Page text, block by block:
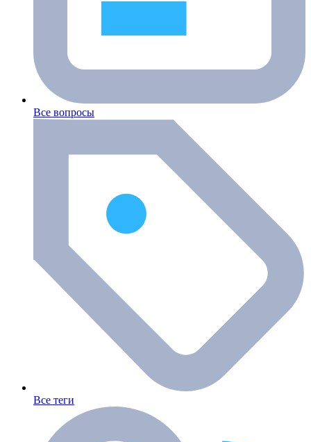
Все вопросы
Все теги